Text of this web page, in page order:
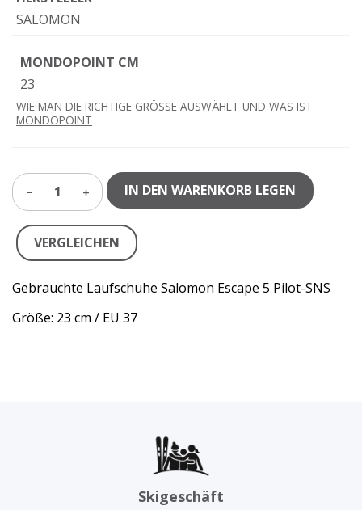
SALOMON
MONDOPOINT CM
23
WIE MAN DIE RICHTIGE GRÖSSE AUSWÄHLT UND WAS IST
MONDOPOINT
1 IN DEN WARENKORB LEGEN
VERGLEICHEN
Gebrauchte Laufschuhe Salomon Escape 5 Pilot-SNS
Größe: 23 cm / EU 37
Skigeschäft